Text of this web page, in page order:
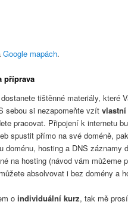
Google mapách.
příprava
tištěnné materiály, které
sebou si nezapomeňte vzít
pracovat. Připojení k internetu
spustit přímo na své doméně,
doménu, hosting a DNS záznamy
na hosting (návod vám můžeme
absolvovat i bez domény a
oindividuální kurz, tak mě